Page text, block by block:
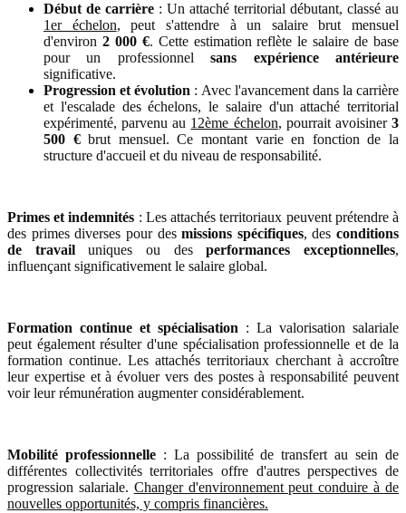
Début de carrière : Un attaché territorial débutant, classé au
1er échelon, peut s'attendre à un salaire brut mensuel
d'environ 2 000 €. Cette estimation reflète le salaire de base
pour un professionnelsans expérience antérieure
significative.
Progression et évolution : Avec l'avancement dans la carrière
et l'escalade des échelons, le salaire d'un attaché territorial
expérimenté, parvenu au 12ème échelon, pourrait avoisiner3
500 €brut mensuel. Ce montant varie en fonction de la
structure d'accueil et du niveau de responsabilité.
Primes et indemnités : Les attachés territoriaux peuvent prétendre à
des primes diverses pour desmissions spécifiques, des conditions
de travailuniques ou desperformances exceptionnelles,
influençant significativement le salaire global.
Formation continue et spécialisation : La valorisation salariale
peut également résulter d'une spécialisation professionnelle et de la
formation continue. Les attachés territoriaux cherchant à accroître
leur expertise et à évoluer vers des postes à responsabilité peuvent
voir leur rémunération augmenter considérablement.
Mobilité professionnelle: La possibilité de transfert au sein de
différentes collectivités territoriales offre d'autres perspectives de
progression salariale. Changer d'environnement peut conduire à de
nouvelles opportunités, y compris financières.